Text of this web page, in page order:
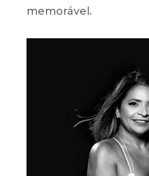
memorável.